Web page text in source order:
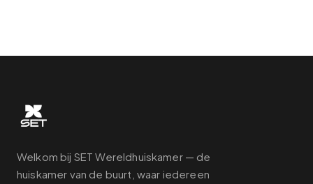
Welkom bij SET Wereldhuiskamer — de
huiskamer van de buurt, waar iedereen